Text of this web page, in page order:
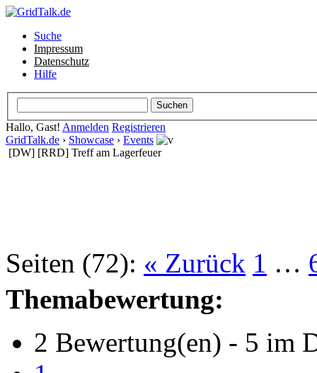
Suche
Impressum
Datenschutz
Hilfe
Hallo, Gast! Anmelden Registrieren
GridTalk.de › Showcase › Events
[DW] [RRD] Treff am Lagerfeuer
Seiten (72): « Zurück 1 …
Themabewertung:
2 Bewertung(en) - 5 im